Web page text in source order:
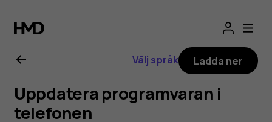
för
HMD
Välj språk Ladda ner
Uppdatera programvaran i
telefonen